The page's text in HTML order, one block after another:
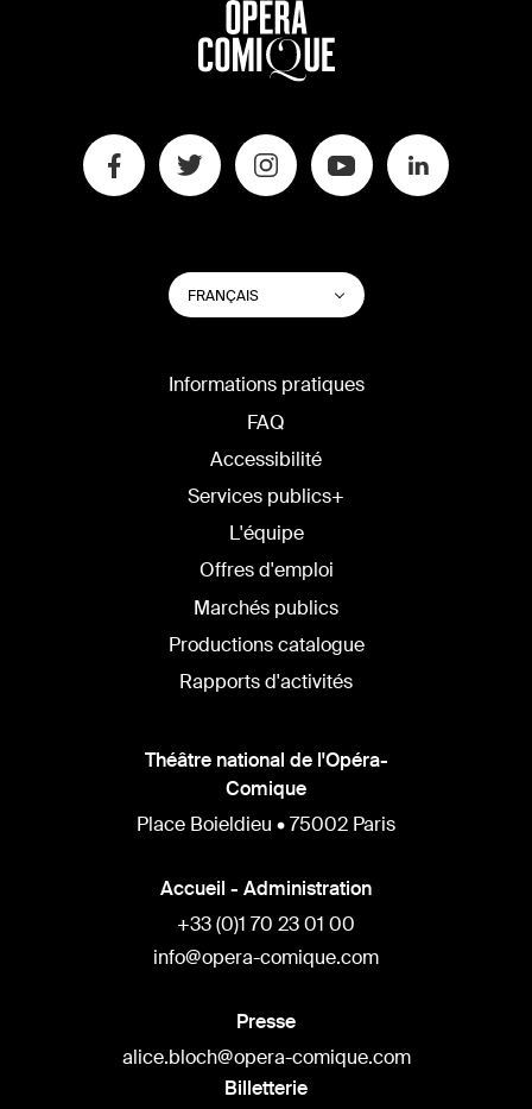
CHANGER
LA
LANGUE
FRANÇAIS Lister les actions
Informations pratiques
FAQ
Accessibilité
Services publics+
L'équipe
Offres d'emploi
Marchés publics
Productions catalogue
Rapports d'activités
Théâtre national de l'Opéra-
Comique
Place Boieldieu • 75002 Paris
Accueil - Administration
+33 (0)1 70 23 01 00
info@opera-comique.com
Presse
alice.bloch@opera-comique.com
Billetterie